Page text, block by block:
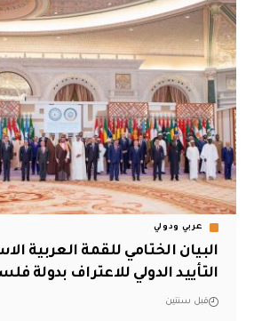
عربي ودولي
البيان الختامي للقمة العربية
التأييد الدولي للاعتراف بدولة
قبل سنتين